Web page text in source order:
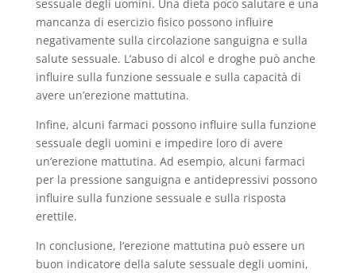
sessuale degli uomini. Una dieta poco salutare e una
mancanza di esercizio fisico possono influire
negativamente sulla circolazione sanguigna e sulla
salute sessuale. L’abuso di alcol e droghe può anche
influire sulla funzione sessuale e sulla capacità di
avere un’erezione mattutina.
Infine, alcuni farmaci possono influire sulla funzione
sessuale degli uomini e impedire loro di avere
un’erezione mattutina. Ad esempio, alcuni farmaci
per la pressione sanguigna e antidepressivi possono
influire sulla funzione sessuale e sulla risposta
erettile.
In conclusione, l’erezione mattutina può essere un
buon indicatore della salute sessuale degli uomini,